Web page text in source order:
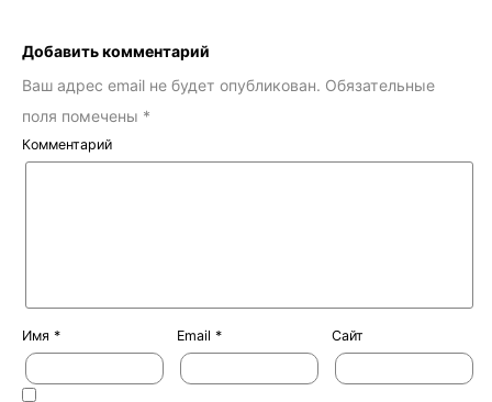
Добавить комментарий
Ваш адрес email не будет опубликован. Обязательные
поля помечены *
Комментарий
Имя * Email * Сайт